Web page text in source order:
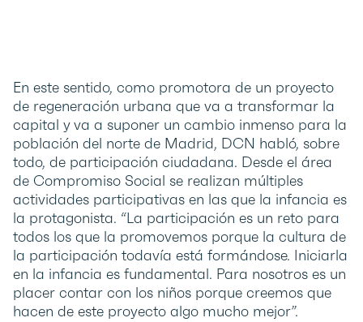
En este sentido, como promotora de un proyecto
de regeneración urbana que va a transformar la
capital y va a suponer un cambio inmenso para la
población del norte de Madrid, DCN habló, sobre
todo, de participación ciudadana. Desde el área
de Compromiso Social se realizan múltiples
actividades participativas en las que la infancia es
la protagonista. “La participación es un reto para
todos los que la promovemos porque la cultura de
la participación todavía está formándose. Iniciarla
en la infancia es fundamental. Para nosotros es un
placer contar con los niños porque creemos que
hacen de este proyecto algo mucho mejor”.